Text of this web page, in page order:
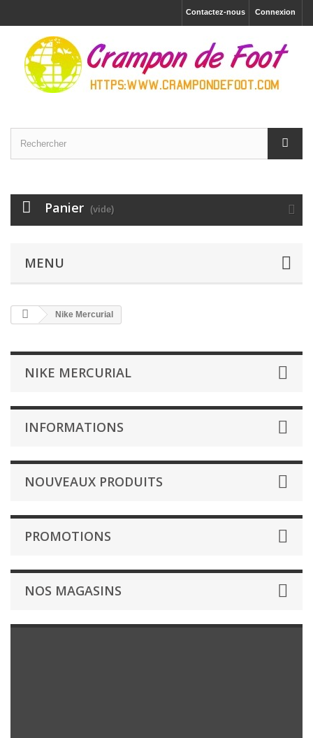
Connexion
Contactez-nous
Panier (vide)
MENU
Nike Mercurial
NIKE MERCURIAL
INFORMATIONS
NOUVEAUX PRODUITS
PROMOTIONS
NOS MAGASINS